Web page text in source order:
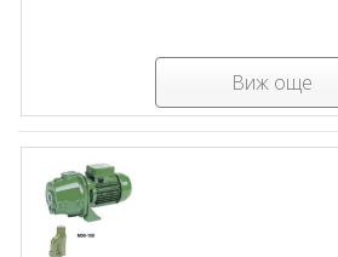
Виж още